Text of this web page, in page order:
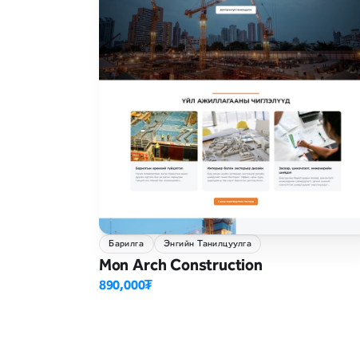
Барилга Энгийн Танилцуулга
Mon Arch Construction
890,000₮